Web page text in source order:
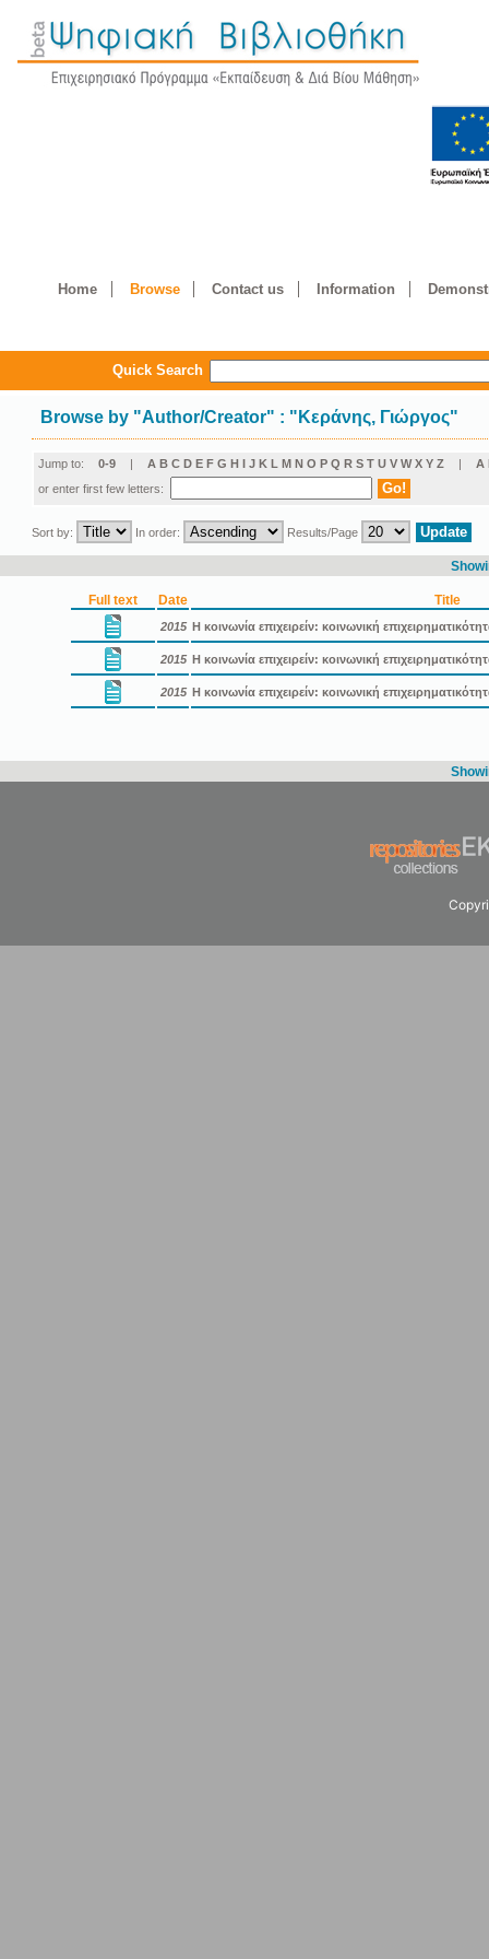
Home Browse Contact us Information
Quick Search
Browse by "Author/Creator" : "Κεράνης, Γιώργος"
Jump to: 0-9 | A B C D E F G H I J K L M N O P Q R S T U V W X Y Z | Α
or enter first few letters:
Sort by: In order: Results/Page
Full text Date Title
2015 Η κοινωνία επιχειρείν: κοινωνική
2015 Η κοινωνία επιχειρείν: κοινωνική
2015 Η κοινωνία επιχειρείν: κοινωνική